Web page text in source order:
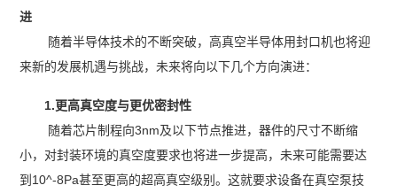
进
随着半导体技术的不断突破，高真空半导体用封口机也将迎
来新的发展机遇与挑战，未来将向以下几个方向演进：
1.更高真空度与更优密封性
随着芯片制程向3nm及以下节点推进，器件的尺寸不断缩
小，对封装环境的真空度要求也将进一步提高，未来可能需要达
到10^-8Pa甚至更高的超高真空级别。这就要求设备在真空泵技